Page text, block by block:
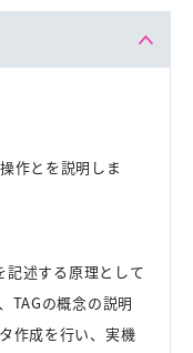
作とを説明しま
記述する原理として
TAGの概念の説明
作成を行い、実機